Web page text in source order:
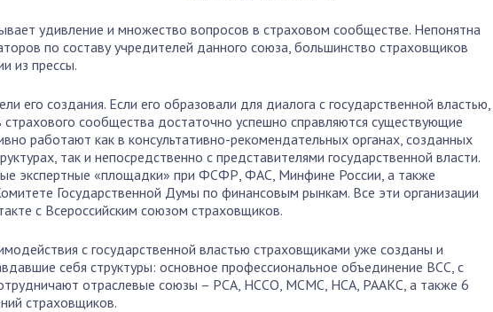
удивление и множество вопросов в страховом сообществе. Непонятна
по составу учредителей данного союза, большинство страховщиков
из прессы.
его создания. Если его образовали для диалога с государственной властью,
страхового сообщества достаточно успешно справляются существующие
работают как в консультативно-рекомендательных органах, созданных
так и непосредственно с представителями государственной власти.
экспертные «площадки» при ФСФР, ФАС, Минфине России, а также
Государственной Думы по финансовым рынкам. Все эти организации
с Всероссийским союзом страховщиков.
с государственной властью страховщиками уже созданы и
себя структуры: основное профессиональное объединение ВСС, с
отраслевые союзы – РСА, НССО, МСМС, НСА, РААКС, а также 6
страховщиков.